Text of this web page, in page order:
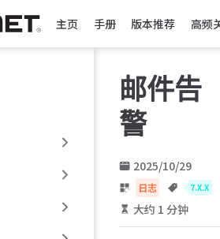
主页 手册 版本推荐 高频
邮件告
警
2025/10/29
日志 7.X.X
大约 1 分钟